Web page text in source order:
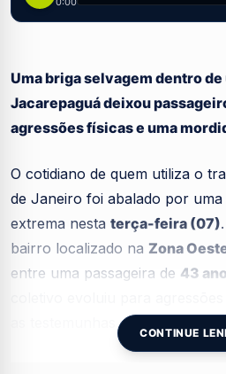
Uma briga selvagem dentro
Jacarepaguá deixou
agressões físicas e uma
O cotidiano de quem utiliza o
de Janeiro foi abalado por
extrema nesta terça-feira (07)
bairro localizado na Zona
entre uma passageira de 43
as testemunhas presentes no
CONTINUE